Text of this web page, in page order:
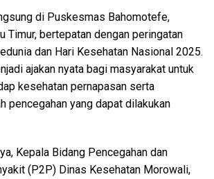
di Puskesmas Bahomotefe,
Timur, bertepatan dengan peringatan
dan Hari Kesehatan Nasional 2025.
ajakan nyata bagi masyarakat untuk
kesehatan pernapasan serta
pencegahan yang dapat dilakukan
Kepala Bidang Pencegahan dan
(P2P) Dinas Kesehatan Morowali,